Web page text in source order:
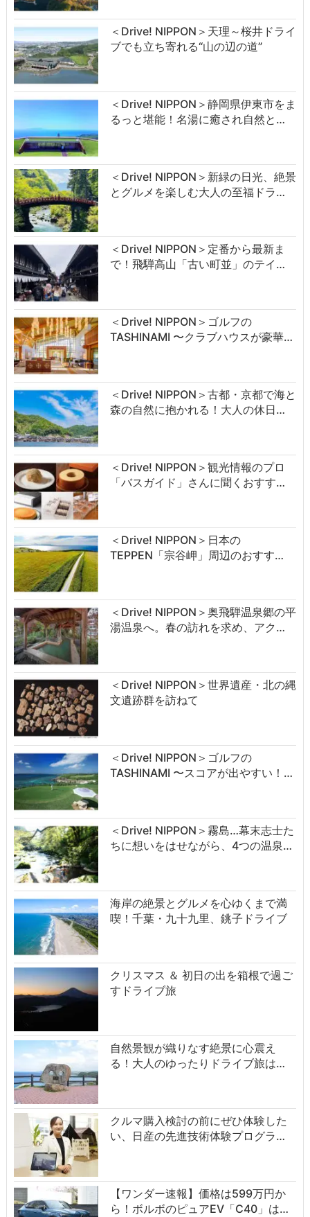
＜Drive! NIPPON＞天理～桜井ドライ
ブでも立ち寄れる“山の辺の道”
＜Drive! NIPPON＞静岡県伊東市をま
るっと堪能！名湯に癒され自然と…
＜Drive! NIPPON＞新緑の日光、絶景
とグルメを楽しむ大人の至福ドラ…
＜Drive! NIPPON＞定番から最新ま
で！飛騨高山「古い町並」のテイ…
＜Drive! NIPPON＞ゴルフの
TASHINAMI 〜クラブハウスが豪華…
＜Drive! NIPPON＞古都・京都で海と
森の自然に抱かれる！大人の休日…
＜Drive! NIPPON＞観光情報のプロ
「バスガイド」さんに聞くおすす…
＜Drive! NIPPON＞日本の
TEPPEN「宗谷岬」周辺のおすす…
＜Drive! NIPPON＞奥飛騨温泉郷の平
湯温泉へ。春の訪れを求め、アク…
＜Drive! NIPPON＞世界遺産・北の縄
文遺跡群を訪ねて
＜Drive! NIPPON＞ゴルフの
TASHINAMI 〜スコアが出やすい！…
＜Drive! NIPPON＞霧島…幕末志士た
ちに想いをはせながら、4つの温泉…
海岸の絶景とグルメを心ゆくまで満
喫！千葉・九十九里、銚子ドライブ
クリスマス ＆ 初日の出を箱根で過ご
すドライブ旅
自然景観が織りなす絶景に心震え
る！大人のゆったりドライブ旅は…
クルマ購入検討の前にぜひ体験した
い、日産の先進技術体験プログラ…
【ワンダー速報】価格は599万円か
ら！ボルボのピュアEV「C40」は…